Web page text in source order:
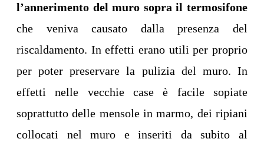
l’annerimento del muro sopra il termosifone
che veniva causato dalla presenza del
riscaldamento. In effetti erano utili per proprio
per poter preservare la pulizia del muro. In
effetti nelle vecchie case è facile sopiate
soprattutto delle mensole in marmo, dei ripiani
collocati nel muro e inseriti da subito al